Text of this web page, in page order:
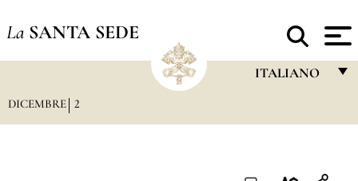
La SANTA SEDE
ITALIANO
DICEMBRE 2